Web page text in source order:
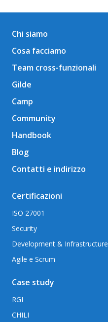
Chi siamo
Cosa facciamo
Team cross-funzionali
Gilde
Camp
Community
Handbook
Blog
Contatti e indirizzo
Certificazioni
ISO 27001
Security
Development & Infrastructure
Agile e Scrum
Case study
RGI
CHILI